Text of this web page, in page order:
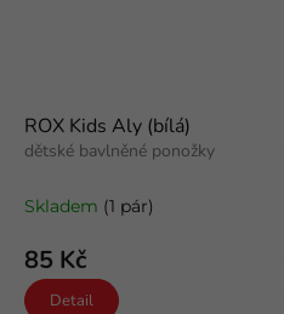
ROX Kids Aly (bílá)
dětské bavlněné ponožky
Skladem (1 pár)
85 Kč
Detail